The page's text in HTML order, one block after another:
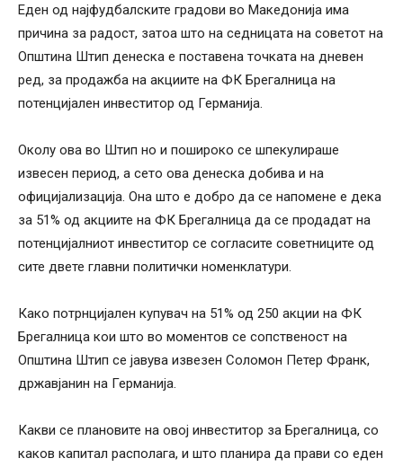
Еден од најфудбалските градови во Македонија има
причина за радост, затоа што на седницата на советот на
Општина Штип денеска е поставена точката на дневен
ред, за продажба на акциите на ФК Брегалница на
потенцијален инвеститор од Германија.
Околу ова во Штип но и пошироко се шпекулираше
извесен период, а сето ова денеска добива и на
официјализација. Она што е добро да се напомене е дека
за 51% од акциите на ФК Брегалница да се продадат на
потенцијалниот инвеститор се согласите советниците од
сите двете главни политички номенклатури.
Како потрнцијален купувач на 51% од 250 акции на ФК
Брегалница кои што во моментов се сопственост на
Општина Штип се јавува извезен Соломон Петер Франк,
државјанин на Германија.
Какви се плановите на овој инвеститор за Брегалница, со
каков капитал располага, и што планира да прави со еден